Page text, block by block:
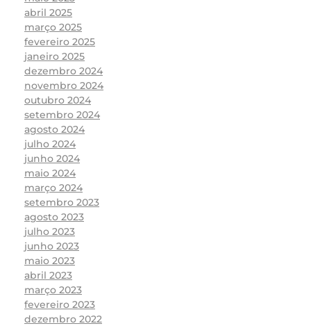
abril 2025
março 2025
fevereiro 2025
janeiro 2025
dezembro 2024
novembro 2024
outubro 2024
setembro 2024
agosto 2024
julho 2024
junho 2024
maio 2024
março 2024
setembro 2023
agosto 2023
julho 2023
junho 2023
maio 2023
abril 2023
março 2023
fevereiro 2023
dezembro 2022